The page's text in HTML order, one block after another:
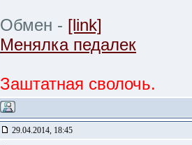
Обмен - [link]
Менялка педалек
Заштатная сволочь.
29.04.2014, 18:45